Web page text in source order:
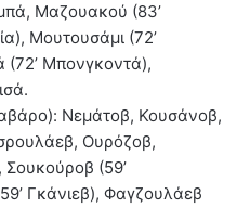
Μαζουακού (83’
Μουτουσάμι (72’
(72’ Μπονγκοντά),
Νεμάτοβ, Κουσάνοβ,
Ουρόζοβ,
Σουκούροβ (59’
Γκάνιεβ), Φαγζουλάεβ